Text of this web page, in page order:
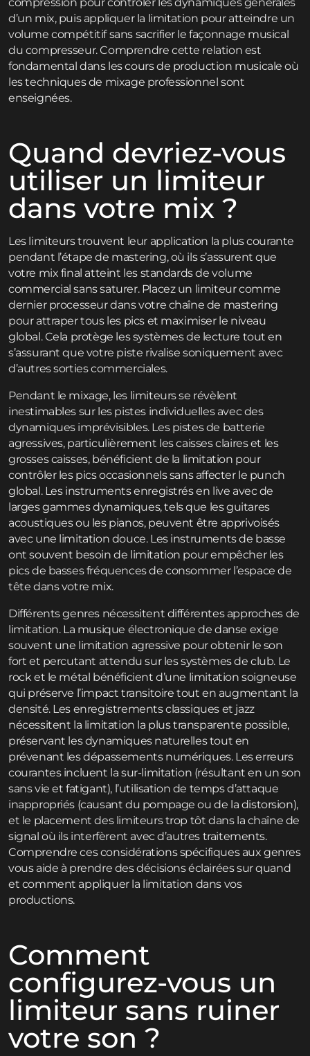
d’un mix, puis appliquer la limitation pour atteindre un
volume compétitif sans sacrifier le façonnage musical
du compresseur. Comprendre cette relation est
fondamental dans les cours de production musicale où
les techniques de mixage professionnel sont
enseignées.
Quand devriez-vous
utiliser un limiteur
dans votre mix ?
Les limiteurs trouvent leur application la plus courante
pendant l’étape de mastering, où ils s’assurent que
votre mix final atteint les standards de volume
commercial sans saturer. Placez un limiteur comme
dernier processeur dans votre chaîne de mastering
pour attraper tous les pics et maximiser le niveau
global. Cela protège les systèmes de lecture tout en
s’assurant que votre piste rivalise soniquement avec
d’autres sorties commerciales.
Pendant le mixage, les limiteurs se révèlent
inestimables sur les pistes individuelles avec des
dynamiques imprévisibles. Les pistes de batterie
agressives, particulièrement les caisses claires et les
grosses caisses, bénéficient de la limitation pour
contrôler les pics occasionnels sans affecter le punch
global. Les instruments enregistrés en live avec de
larges gammes dynamiques, tels que les guitares
acoustiques ou les pianos, peuvent être apprivoisés
avec une limitation douce. Les instruments de basse
ont souvent besoin de limitation pour empêcher les
pics de basses fréquences de consommer l’espace de
tête dans votre mix.
Différents genres nécessitent différentes approches de
limitation. La musique électronique de danse exige
souvent une limitation agressive pour obtenir le son
fort et percutant attendu sur les systèmes de club. Le
rock et le métal bénéficient d’une limitation soigneuse
qui préserve l’impact transitoire tout en augmentant la
densité. Les enregistrements classiques et jazz
nécessitent la limitation la plus transparente possible,
préservant les dynamiques naturelles tout en
prévenant les dépassements numériques. Les erreurs
courantes incluent la sur-limitation (résultant en un son
sans vie et fatigant), l’utilisation de temps d’attaque
inappropriés (causant du pompage ou de la distorsion),
et le placement des limiteurs trop tôt dans la chaîne de
signal où ils interfèrent avec d’autres traitements.
Comprendre ces considérations spécifiques aux genres
vous aide à prendre des décisions éclairées sur quand
et comment appliquer la limitation dans vos
productions.
Comment
configurez-vous un
limiteur sans ruiner
votre son ?